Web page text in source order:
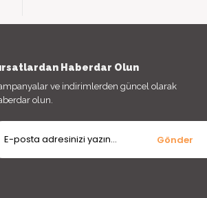
Haberdar Olun
ve indirimlerden güncel olarak
olun.
Gönder